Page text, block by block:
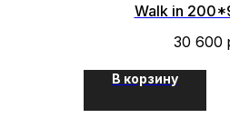
Walk in
30 600
В корзину